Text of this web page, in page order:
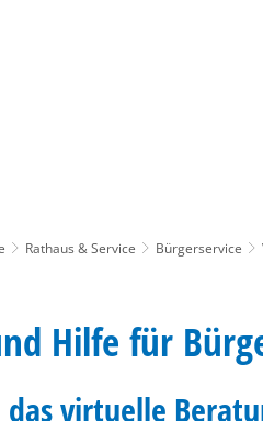
Rathaus & Service Bürgerservice
Hilfe für
das virtuelle